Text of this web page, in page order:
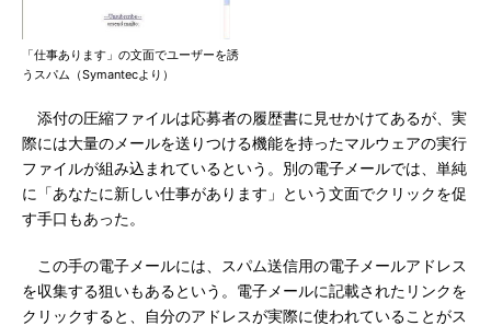
「仕事あります」の文面でユーザーを誘
うスパム（Symantecより）
添付の圧縮ファイルは応募者の履歴書に見せかけてあるが、実
際には大量のメールを送りつける機能を持ったマルウェアの実行
ファイルが組み込まれているという。別の電子メールでは、単純
に「あなたに新しい仕事があります」という文面でクリックを促
す手口もあった。
この手の電子メールには、スパム送信用の電子メールアドレス
を収集する狙いもあるという。電子メールに記載されたリンクを
クリックすると、自分のアドレスが実際に使われていることがス